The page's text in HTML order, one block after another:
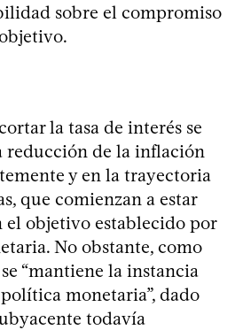
sobre el compromiso
la tasa de interés se
reducción de la inflación
y en la trayectoria
que comienzan a estar
el objetivo establecido por
No obstante, como
“mantiene la instancia
monetaria”, dado
todavía